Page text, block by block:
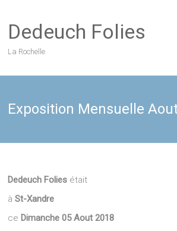
content
Dedeuch Folies
La Rochelle
Exposition Mensuelle
Dedeuch Folies était
àSt-Xandre
ce Dimanche 05 Aout 2018